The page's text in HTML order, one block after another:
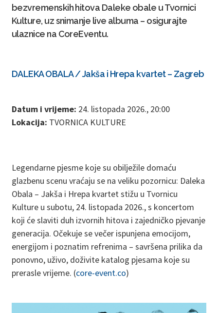
bezvremenskih hitova Daleke obale u Tvornici
Kulture, uz snimanje live albuma – osigurajte
ulaznice na CoreEventu.
DALEKA OBALA / Jakša i Hrepa kvartet – Zagreb
Datum i vrijeme: 24. listopada 2026., 20:00
Lokacija: TVORNICA KULTURE
Legendarne pjesme koje su obilježile domaću
glazbenu scenu vraćaju se na veliku pozornicu: Daleka
Obala – Jakša i Hrepa kvartet stižu u Tvornicu
Kulture u subotu, 24. listopada 2026., s koncertom
koji će slaviti duh izvornih hitova i zajedničko pjevanje
generacija. Očekuje se večer ispunjena emocijom,
energijom i poznatim refrenima – savršena prilika da
ponovno, uživo, doživite katalog pjesama koje su
prerasle vrijeme. (core-event.co)